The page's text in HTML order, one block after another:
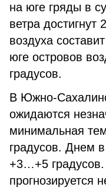
на юге гряды в
ветра
воздуха
юге островов
градусов.
В Южно-
ожидаются
минимальная
градусов. Днем
+3…+5
прогнозируется